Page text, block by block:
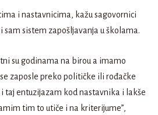
i nastavnicima, kažu sagovornici
sam sistem zapošljavanja u školama.
su godinama na birou a imamo
zaposle preko političke ili rođačke
taj entuzijazam kod nastavnika i lakše
tim to utiče i na kriterijume”,